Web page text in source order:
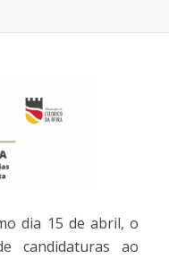
dia 15 de abril, o
candidaturas ao